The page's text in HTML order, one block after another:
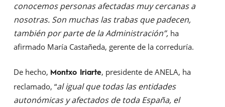
conocemos personas afectadas muy cercanas a
nosotras. Son muchas las trabas que padecen,
también por parte de la Administración”, ha
afirmado María Castañeda, gerente de la correduría.
De hecho, Montxo Iriarte, presidente de ANELA, ha
reclamado, “al igual que todas las entidades
autonómicas y afectados de toda España, el